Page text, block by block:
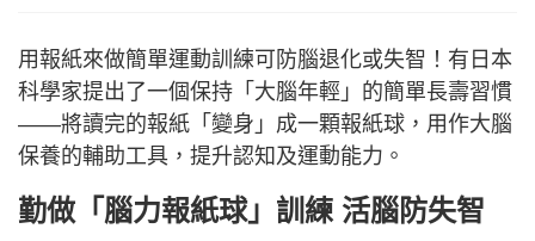
用報紙來做簡單運動訓練可防腦退化或失智！有日本
科學家提出了一個保持「大腦年輕」的簡單長壽習慣
——將讀完的報紙「變身」成一顆報紙球，用作大腦
保養的輔助工具，提升認知及運動能力。
勤做「腦力報紙球」訓練 活腦防失智